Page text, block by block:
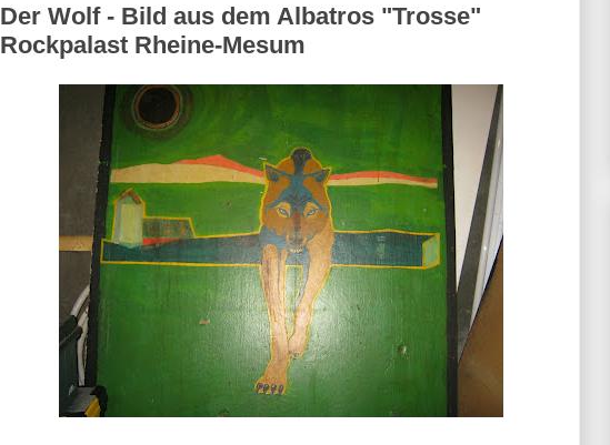
Der Wolf - Bild aus dem Albatros "Trosse"
Rockpalast Rheine-Mesum